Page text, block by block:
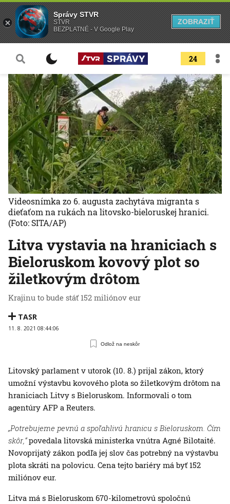
24
Litva vystavia na hraniciach s
Bieloruskom kovový plot so
žiletkovým drôtom
Krajinu to bude stáť 152 miliónov eur
TASR
11. 8. 2021 08:44:06
Odlož na neskôr
Videosnímka zo 6. augusta zachytáva migranta s
dieťaťom na rukách na litovsko-bieloruskej hranici.
(Foto: SITA/AP)
Litovský parlament v utorok (10. 8.) prijal zákon, ktorý
umožní výstavbu kovového plota so žiletkovým drôtom na
hraniciach Litvy s Bieloruskom. Informovali o tom
agentúry AFP a Reuters.
„Potrebujeme pevnú a spoľahlivú hranicu s Bieloruskom. Čím
skôr,“povedala litovská ministerka vnútra Agné Bilotaité.
Novoprijatý zákon podľa jej slov čas potrebný na výstavbu
plota skráti na polovicu. Cena tejto bariéry má byť 152
miliónov eur.
Litva má s Bieloruskom 670-kilometrovú spoločnú
Správy STVR
STVR
BEZPLATNÉ - V Google Play
ZOBRAZIŤ